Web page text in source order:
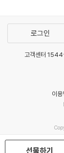
선물하기
로그인
고객센터
이용